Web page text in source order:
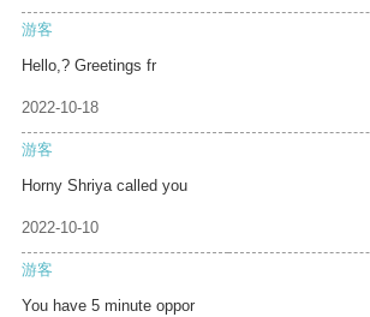
游客
Hello,? Greetings fr
2022-10-18
游客
Horny Shriya called you
2022-10-10
游客
You have 5 minute oppor